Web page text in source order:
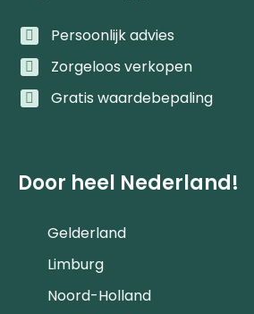
Persoonlijk advies
Zorgeloos verkopen
Gratis waardebepaling
Door heel Nederland!
Gelderland
Limburg
Noord-Holland